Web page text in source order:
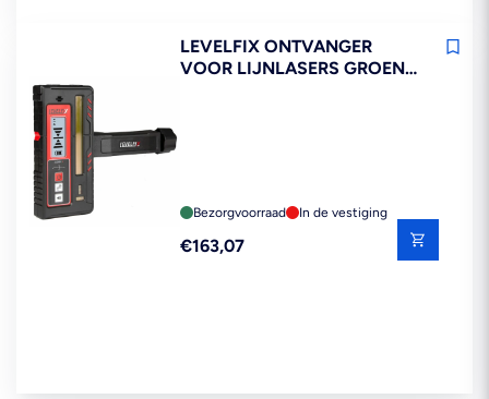
LEVELFIX ONTVANGER
VOOR LIJNLASERS GROEN
Bezorgvoorraad In de vestiging
Reguliere
€163,07